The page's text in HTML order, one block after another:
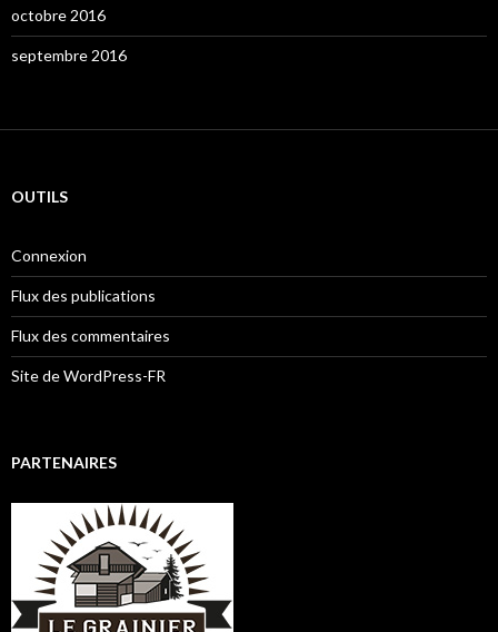
octobre 2016
septembre 2016
OUTILS
Connexion
Flux des publications
Flux des commentaires
Site de WordPress-FR
PARTENAIRES